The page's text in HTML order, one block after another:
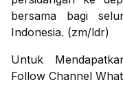
bersama bagi
Indonesia. (zm/ldr)
Untuk
Follow Channel